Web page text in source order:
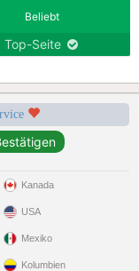
Beliebt
Top-Seite
Kanada
USA
Mexiko
Kolumbien